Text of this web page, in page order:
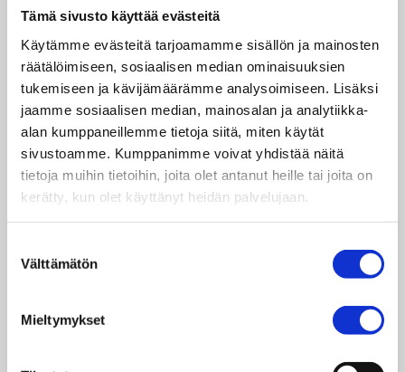
Tämä sivusto käyttää evästeitä
Käytämme evästeitä tarjoamamme sisällön ja mainosten
räätälöimiseen, sosiaalisen median ominaisuuksien
tukemiseen ja kävijämäärämme analysoimiseen. Lisäksi
jaamme sosiaalisen median, mainosalan ja analytiikka-
alan kumppaneillemme tietoja siitä, miten käytät
sivustoamme. Kumppanimme voivat yhdistää näitä
tietoja muihin tietoihin, joita olet antanut heille tai joita on
kerätty, kun olet käyttänyt heidän palvelujaan.
valinta
Välttämätön
Mieltymykset
Mitä saat Taksvärkki ry:n
henkilöjäsenenä
Taksvärkin henkilöjäsenenä saat seuraavat edut:
Saat uutiskirjeen noin kerran kuussa.
Voit osallistua maksutta Taksvärkin
erilaisiin globaalikasvatuksen syventäviin
teemakoulutuksiin.
Saat Taksvärkin oranssin Reilun kaupan
kangaskassin.
syyskokouksiin.
Voit vaikuttaa Taksvärkin toimintaan.